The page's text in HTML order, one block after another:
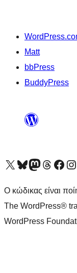
Matt
bbPress
BuddyPress
Visit our X (formerly Twitter) account
Visit our Bluesky account
Επισκεφθείτε τον λογαριασμό μας στο
Visit our Threads
Επισκεφτείτε
Ο κώδικας είναι
The WordPress®
WordPress